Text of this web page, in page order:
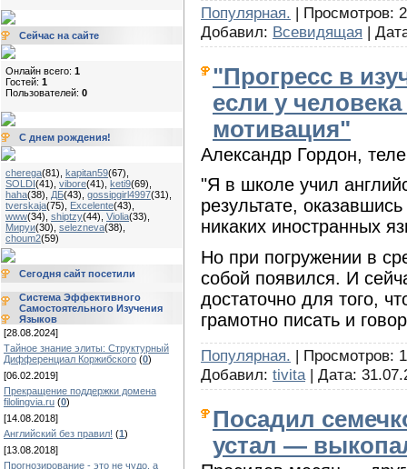
Сейчас на сайте
Онлайн всего: 1
Гостей: 1
Пользователей: 0
С днем рождения!
cherega(81) kapitan59(67)
SOLDI(41) vibore(41) keti9(69)
haha(38) ДБ(43) gossipgirl4997(31)
tverskaja(75) Excelente(43)
www(34) shiptzy(44) Violia(33)
Мируи(30) selezneva(38)
choum2(59)
Сегодня сайт посетили
Система Эффективного
Самостоятельного Изучения
Языков
[28.08.2024]
Тайное знание элиты: Структурный
Дифференциал Коржибского (0)
[06.02.2019]
Прекращение поддержки домена
filolingvia.ru (0)
[14.08.2018]
Английский без правил! (1)
[13.08.2018]
Прогнозирование - это не чудо, а
Популярная. | Просмотров:
Добавил: Всевидящая |
"Прогресс в
если у
мотивация"
Александр Гордон,
"Я в школе учил
результате,
никаких иностранных
Но при погружении в
собой появился. И
достаточно для того,
грамотно писать и
Популярная. | Просмотров:
Добавил: tivita | Дата:
Посадил
устал —